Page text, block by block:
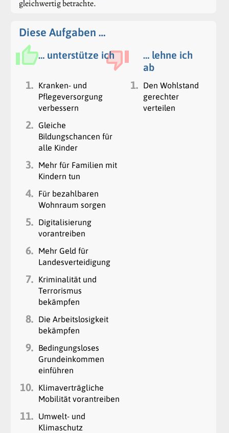
gleichwertig betrachte.
Diese Aufgaben …
… unterstütze ich
… lehne ich
ab
1.
Kranken- und
Pflegeversorgung
verbessern
1.
Den Wohlstand
gerechter
verteilen
2.
Gleiche
Bildungschancen für
alle Kinder
3.
Mehr für Familien mit
Kindern tun
4.
Für bezahlbaren
Wohnraum sorgen
5.
Digitalisierung
vorantreiben
6.
Mehr Geld für
Landesverteidigung
7.
Kriminalität und
Terrorismus
bekämpfen
8.
Die Arbeitslosigkeit
bekämpfen
9.
Bedingungsloses
Grundeinkommen
einführen
10.
Klimaverträgliche
Mobilität vorantreiben
11.
Umwelt- und
Klimaschutz